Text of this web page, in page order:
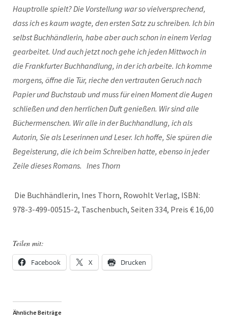
Hauptrolle spielt? Die Vorstellung war so vielversprechend,
dass ich es kaum wagte, den ersten Satz zu schreiben. Ich bin
selbst Buchhändlerin, habe aber auch schon in einem Verlag
gearbeitet. Und auch jetzt noch gehe ich jeden Mittwoch in
die Frankfurter Buchhandlung, in der ich arbeite. Ich komme
morgens, öffne die Tür, rieche den vertrauten Geruch nach
Papier und Buchstaub und muss für einen Moment die Augen
schließen und den herrlichen Duft genießen. Wir sind alle
Büchermenschen. Wir alle in der Buchhandlung, ich als
Autorin, Sie als Leserinnen und Leser. Ich hoffe, Sie spüren die
Begeisterung, die ich beim Schreiben hatte, ebenso in jeder
Zeile dieses Romans. Ines Thorn
Die Buchhändlerin, Ines Thorn, Rowohlt Verlag, ISBN:
978-3-499-00515-2, Taschenbuch, Seiten 334, Preis € 16,00
Teilen mit:
Facebook X Drucken
Ähnliche Beiträge